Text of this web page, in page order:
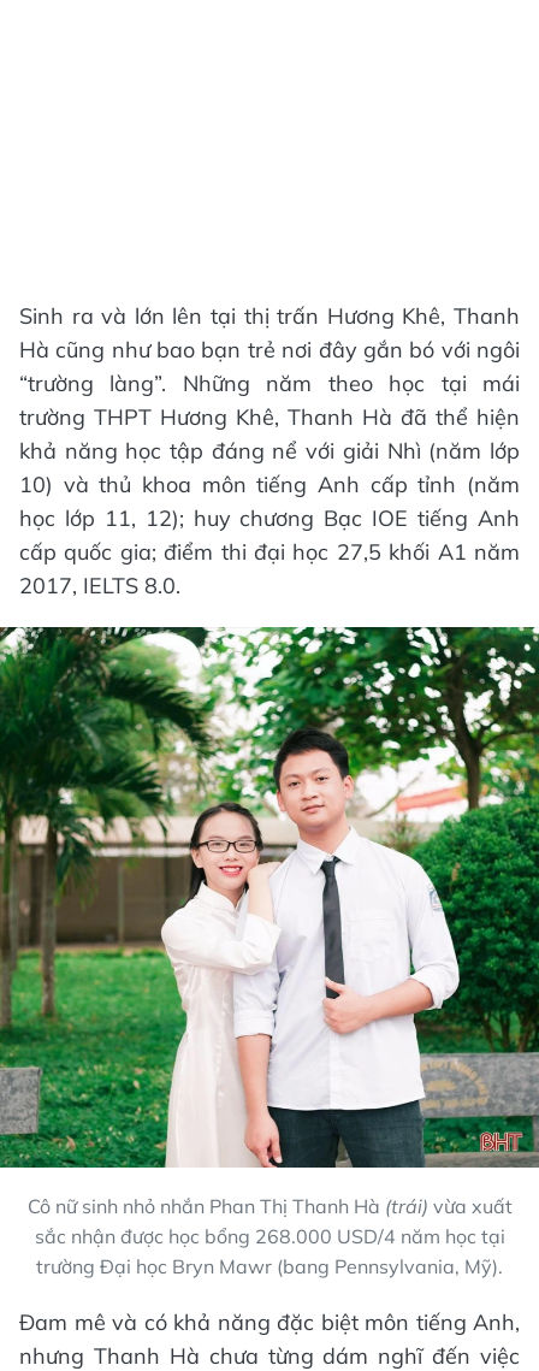
Sinh ra và lớn lên tại thị trấn Hương Khê, Thanh
Hà cũng như bao bạn trẻ nơi đây gắn bó với ngôi
“trường làng”. Những năm theo học tại mái
trường THPT Hương Khê, Thanh Hà đã thể hiện
khả năng học tập đáng nể với giải Nhì (năm lớp
10) và thủ khoa môn tiếng Anh cấp tỉnh (năm
học lớp 11, 12); huy chương Bạc IOE tiếng Anh
cấp quốc gia; điểm thi đại học 27,5 khối A1 năm
2017, IELTS 8.0.
Cô nữ sinh nhỏ nhắn Phan Thị Thanh Hà (trái) vừa xuất
sắc nhận được học bổng 268.000 USD/4 năm học tại
trường Đại học Bryn Mawr (bang Pennsylvania, Mỹ).
Đam mê và có khả năng đặc biệt môn tiếng Anh,
nhưng Thanh Hà chưa từng dám nghĩ đến việc